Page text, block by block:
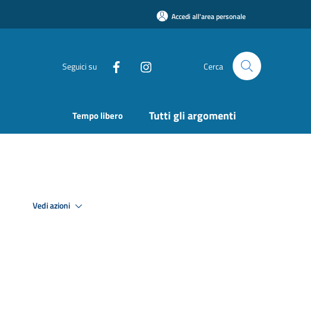
Accedi all'area personale
Seguici su Cerca
Tempo libero Tutti gli argomenti
Vedi azioni